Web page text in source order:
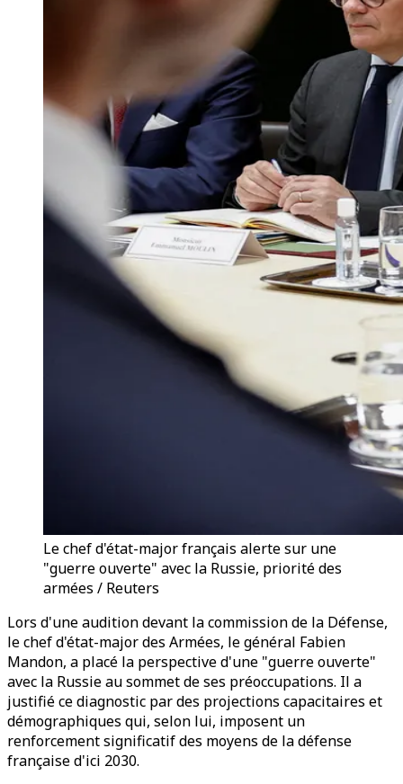
Le chef d'état-major français alerte sur une
"guerre ouverte" avec la Russie, priorité des
armées / Reuters
Lors d'une audition devant la commission de la Défense,
le chef d'état-major des Armées, le général Fabien
Mandon, a placé la perspective d'une "guerre ouverte"
avec la Russie au sommet de ses préoccupations. Il a
justifié ce diagnostic par des projections capacitaires et
démographiques qui, selon lui, imposent un
renforcement significatif des moyens de la défense
française d'ici 2030.